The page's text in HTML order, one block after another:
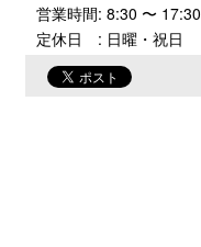
営業時間: 8:30 〜 17:30
定休日 : 日曜・祝日